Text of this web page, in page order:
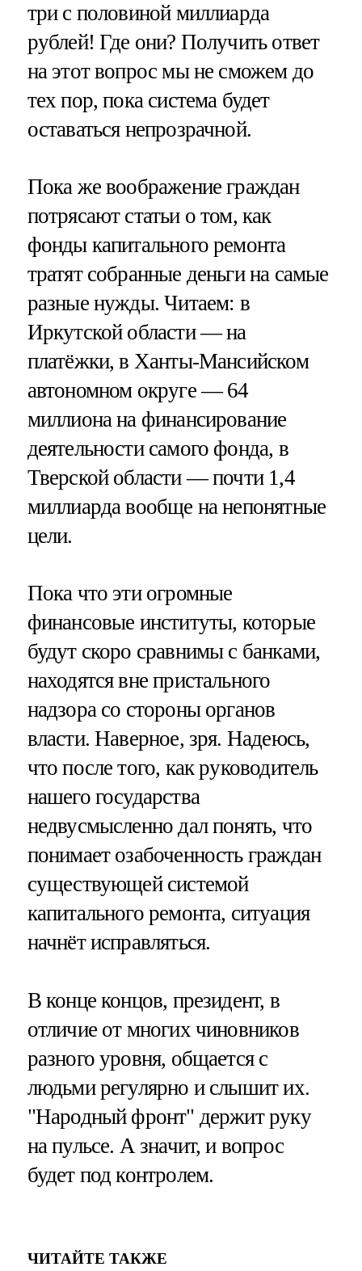
три с половиной миллиарда
рублей! Где они? Получить ответ
на этот вопрос мы не сможем до
тех пор, пока система будет
оставаться непрозрачной.
Пока же воображение граждан
потрясают статьи о том, как
фонды капитального ремонта
тратят собранные деньги на самые
разные нужды. Читаем: в
Иркутской области — на
платёжки, в Ханты-Мансийском
автономном округе — 64
миллиона на финансирование
деятельности самого фонда, в
Тверской области — почти 1,4
миллиарда вообще на непонятные
цели.
Пока что эти огромные
финансовые институты, которые
будут скоро сравнимы с банками,
находятся вне пристального
надзора со стороны органов
власти. Наверное, зря. Надеюсь,
что после того, как руководитель
нашего государства
недвусмысленно дал понять, что
понимает озабоченность граждан
существующей системой
капитального ремонта, ситуация
начнёт исправляться.
В конце концов, президент, в
отличие от многих чиновников
разного уровня, общается с
людьми регулярно и слышит их.
"Народный фронт" держит руку
на пульсе. А значит, и вопрос
будет под контролем.
ЧИТАЙТЕ ТАКЖЕ